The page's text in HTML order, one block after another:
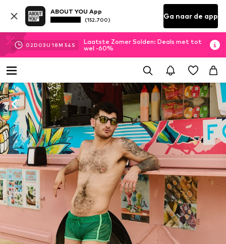
ABOUT YOU App
(152.700) Ga naar de app
02D 03U 18M 53 S
Laatste Zomer Solden: Deals met tot
wel -60%